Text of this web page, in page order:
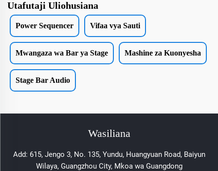
Utafutaji Uliohusiana
Power Sequencer Vifaa vya Sauti
Mwangaza wa Bar ya Stage Mashine za Kuonyesha
Stage Bar Audio
Wasiliana
Add: 615, Jengo 3, No. 135, Yundu, Huangyuan Road, Baiyun
Wilaya, Guangzhou City, Mkoa wa Guangdong